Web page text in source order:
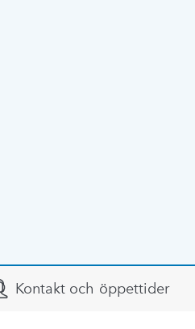
Kontakt och öppettider